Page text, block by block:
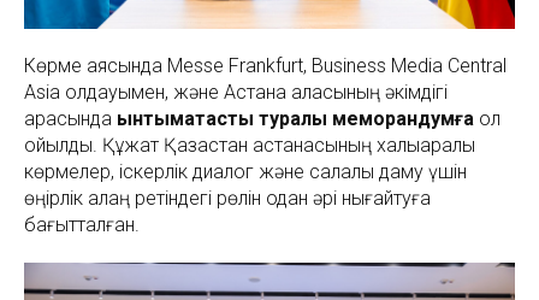
Көрме аясында Messe Frankfurt, Business Media Central
Asia қолдауымен, және Астана қаласының әкімдігі
арасында ынтымақтастық туралы меморандумға қол
қойылды. Құжат Қазақстан астанасының халықаралық
көрмелер, іскерлік диалог және салалық даму үшін
өңірлік алаң ретіндегі рөлін одан әрі нығайтуға
бағытталған.